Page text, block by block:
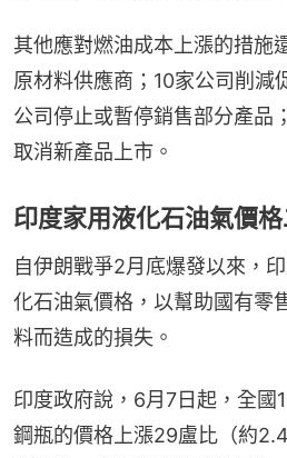
其他應對燃油成本上漲的措施
原材料供應商；10家公司削減
公司停止或暫停銷售部分產品
取消新產品上市。
印度家用液化石油氣價
自伊朗戰爭2月底爆發以來，
化石油氣價格，以幫助國有零
料而造成的損失。
印度政府說，6月7日起，全國
鋼瓶的價格上漲29盧比（約